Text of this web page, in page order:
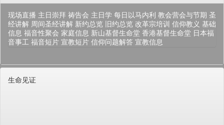
现场直播 主日崇拜 祷告会 主日学 每日以马内利 教会营会与节期 圣
经讲解 周间圣经讲解 新约总览 旧约总览 改革宗培训 信仰教义 基础
信息 福音性聚会 家庭信息 新山基督生命堂 香港基督生命堂 日本福
音事工 福音短片 宣教短片 信仰问题解答 宣教信息
生命见证